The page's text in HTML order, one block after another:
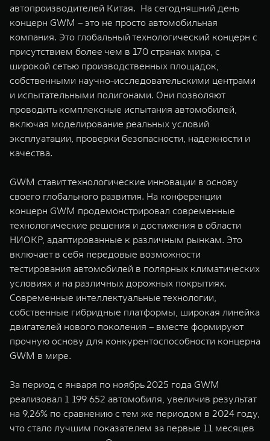
автопроизводителей Китая. На сегодняшний день
концерн GWM – это не просто автомобильная
компания. Это глобальный технологический концерн с
присутствием более чем в 170 странах мира, с
широкой сетью производственных площадок,
собственными научно-исследовательскими центрами
и испытательными полигонами. Они позволяют
проводить комплексные испытания автомобилей,
включая моделирование реальных условий
эксплуатации, проверки безопасности, надежности и
качества.
GWM ставит технологические инновации в основу
своего глобального развития. На конференции
концерн GWM продемонстрировал современные
технологические решения и достижения в области
НИОКР, адаптированные к различным рынкам. Это
включает в себя передовые возможности
тестирования автомобилей в полярных климатических
условиях и на различных дорожных покрытиях.
Современные интеллектуальные технологии,
собственные гибридные платформы, широкая линейка
двигателей нового поколения – вместе формируют
прочную основу для конкурентоспособности концерна
GWM в мире.
За период с января по ноябрь 2025 года GWM
реализовал 1 199 652 автомобиля, увеличив результат
на 9,26% по сравнению с тем же периодом в 2024 году,
что стало лучшим показателем за первые 11 месяцев